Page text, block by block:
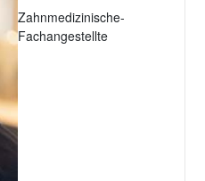
Zahnmedizinische-
Fachangestellte